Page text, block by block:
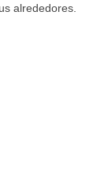
alrededores.